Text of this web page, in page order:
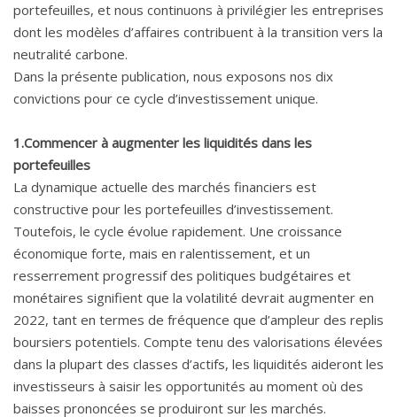
portefeuilles, et nous continuons à privilégier les entreprises
dont les modèles d’affaires contribuent à la transition vers la
neutralité carbone.
Dans la présente publication, nous exposons nos dix
convictions pour ce cycle d’investissement unique.
1.Commencer à augmenter les liquidités dans les
portefeuilles
La dynamique actuelle des marchés financiers est
constructive pour les portefeuilles d’investissement.
Toutefois, le cycle évolue rapidement. Une croissance
économique forte, mais en ralentissement, et un
resserrement progressif des politiques budgétaires et
monétaires signifient que la volatilité devrait augmenter en
2022, tant en termes de fréquence que d’ampleur des replis
boursiers potentiels. Compte tenu des valorisations élevées
dans la plupart des classes d’actifs, les liquidités aideront les
investisseurs à saisir les opportunités au moment où des
baisses prononcées se produiront sur les marchés.